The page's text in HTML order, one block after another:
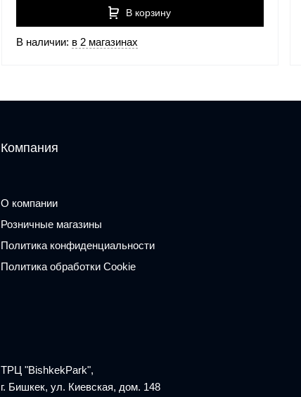
В корзину
В наличии: в 2 магазинах
Компания
О компании
Розничные магазины
Политика конфиденциальности
Политика обработки Cookie
ТРЦ "BishkekPark",
г. Бишкек, ул. Киевская, дом. 148